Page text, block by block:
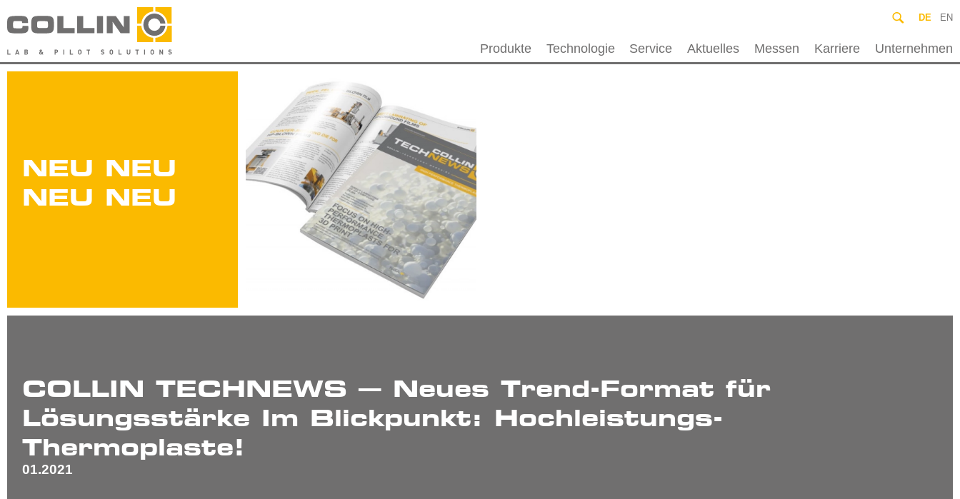
Produkte Technologie Service Aktuelles Messen Karriere Unternehmen
DE EN
NEU NEU
NEU NEU
COLLIN TECHNEWS – Neues Trend-Format für
Lösungsstärke Im Blickpunkt: Hochleistungs-
Thermoplaste!
01.2021